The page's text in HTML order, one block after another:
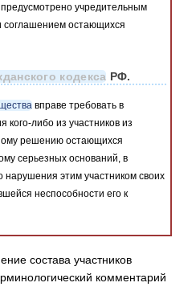
учредительным
соглашением остающихся
кодекса РФ.
вправе требовать в
кого-либо из участников из
решению остающихся
серьезных оснований, в
нарушения этим участником своих
неспособности его к